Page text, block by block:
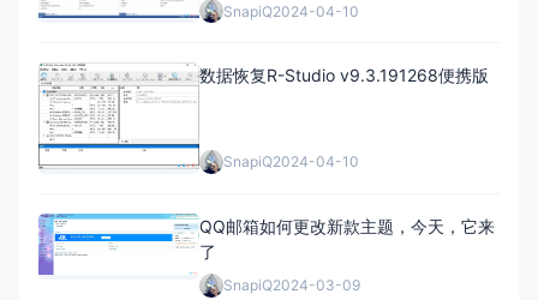
SnapiQ2024-04-10
数据恢复R-Studio v9.3.191268便携版
SnapiQ2024-04-10
QQ邮箱如何更改新款主题，今天，它来
了
SnapiQ2024-03-09